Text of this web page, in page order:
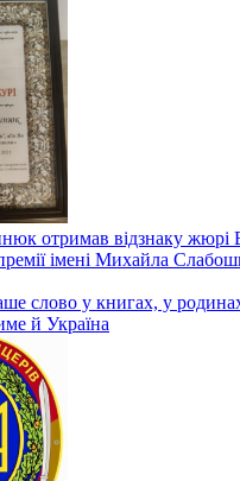
отримав відзнаку жюрі
імені Михайла
слово у книгах, у
й Україна